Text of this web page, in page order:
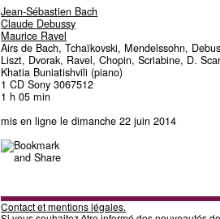
Jean-Sébastien Bach
Claude Debussy
Maurice Ravel
Airs de Bach, Tchaïkovski, Mendelssohn,
Liszt, Dvorak, Ravel, Chopin, Scriabine, D.
Khatia Buniatishvili (piano)
1 CD Sony 3067512
1 h 05 min
mis en ligne le dimanche 22 juin 2014
Contact et mentions légales.